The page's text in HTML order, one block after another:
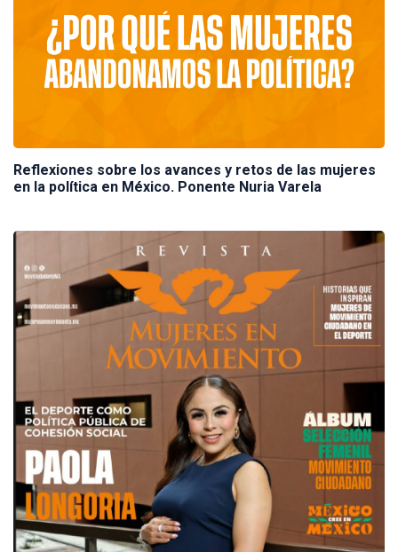
Reflexiones sobre los avances y retos de las mujeres
en la política en México. Ponente Nuria Varela